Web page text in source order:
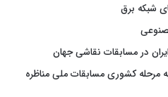
شبکه برق
در مسابقات نقاشی جهان
به مرحله کشوری مسابقات ملی مناظره